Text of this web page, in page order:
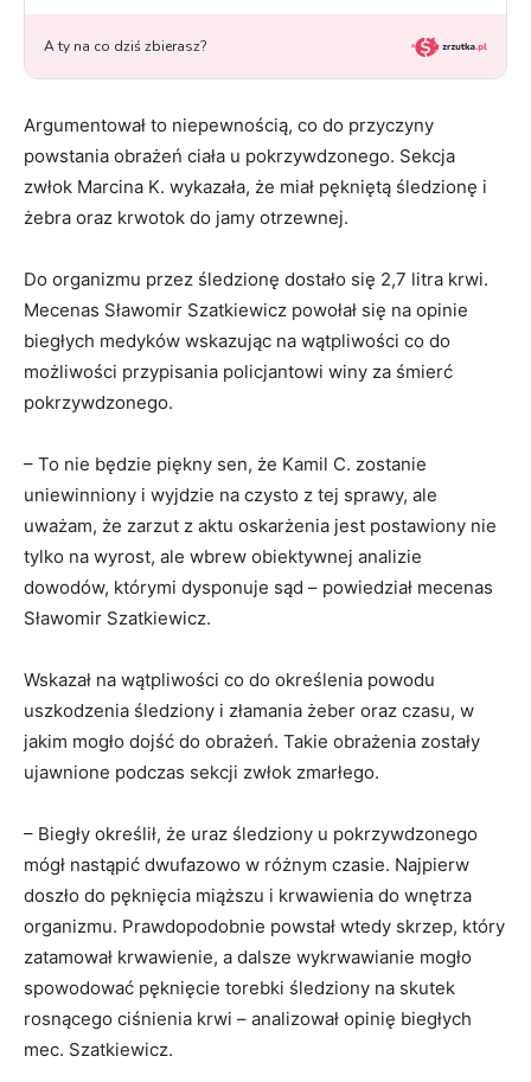
Argumentował to niepewnością, co do przyczyny
powstania obrażeń ciała u pokrzywdzonego. Sekcja
zwłok Marcina K. wykazała, że miał pękniętą śledzionę i
żebra oraz krwotok do jamy otrzewnej.
Do organizmu przez śledzionę dostało się 2,7 litra krwi.
Mecenas Sławomir Szatkiewicz powołał się na opinie
biegłych medyków wskazując na wątpliwości co do
możliwości przypisania policjantowi winy za śmierć
pokrzywdzonego.
– To nie będzie piękny sen, że Kamil C. zostanie
uniewinniony i wyjdzie na czysto z tej sprawy, ale
uważam, że zarzut z aktu oskarżenia jest postawiony nie
tylko na wyrost, ale wbrew obiektywnej analizie
dowodów, którymi dysponuje sąd – powiedział mecenas
Sławomir Szatkiewicz.
Wskazał na wątpliwości co do określenia powodu
uszkodzenia śledziony i złamania żeber oraz czasu, w
jakim mogło dojść do obrażeń. Takie obrażenia zostały
ujawnione podczas sekcji zwłok zmarłego.
– Biegły określił, że uraz śledziony u pokrzywdzonego
mógł nastąpić dwufazowo w różnym czasie. Najpierw
doszło do pęknięcia miąższu i krwawienia do wnętrza
organizmu. Prawdopodobnie powstał wtedy skrzep, który
zatamował krwawienie, a dalsze wykrwawianie mogło
spowodować pęknięcie torebki śledziony na skutek
rosnącego ciśnienia krwi – analizował opinię biegłych
mec. Szatkiewicz.